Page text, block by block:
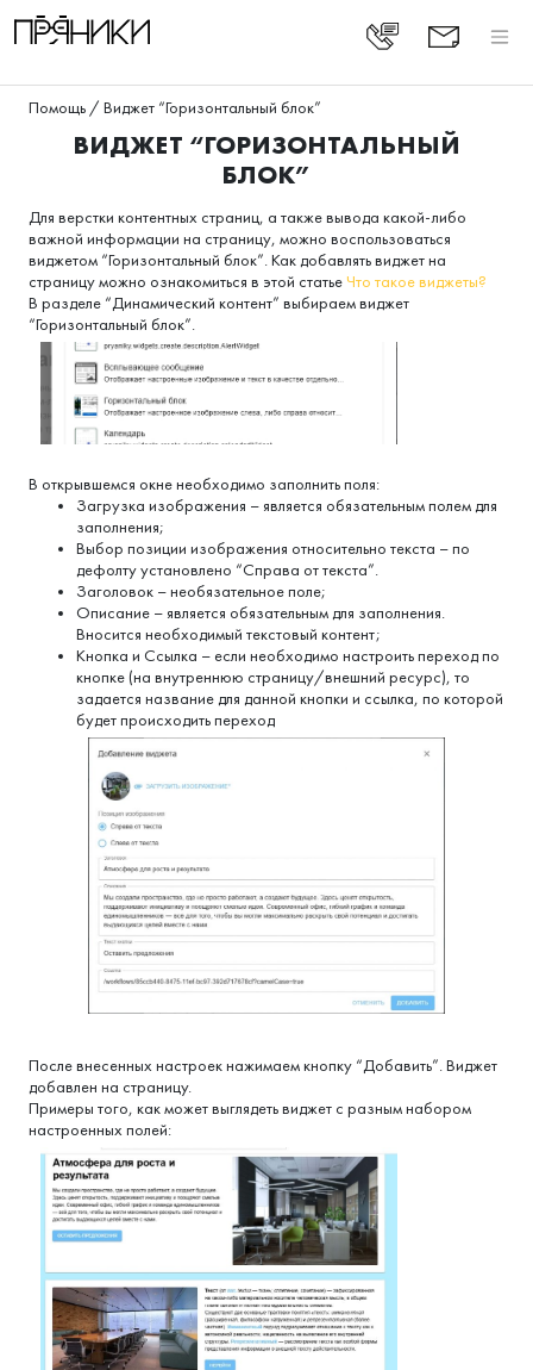
Помощь / Виджет “Горизонтальный блок”
ВИДЖЕТ “ГОРИЗОНТАЛЬНЫЙ
БЛОК”
Для верстки контентных страниц, а также вывода какой-либо
важной информации на страницу, можно воспользоваться
виджетом “Горизонтальный блок”. Как добавлять виджет на
страницу можно ознакомиться в этой статьеЧто такое виджеты?
В разделе “Динамический контент” выбираем виджет
“Горизонтальный блок”.
В открывшемся окне необходимо заполнить поля:
Загрузка изображения – является обязательным полем для
заполнения;
Выбор позиции изображения относительно текста – по
дефолту установлено “Справа от текста”.
Заголовок – необязательное поле;
Описание – является обязательным для заполнения.
Вносится необходимый текстовый контент;
Кнопка и Ссылка – если необходимо настроить переход по
кнопке (на внутреннюю страницу/внешний ресурс), то
задается название для данной кнопки и ссылка, по которой
будет происходить переход
После внесенных настроек нажимаем кнопку “Добавить”. Виджет
добавлен на страницу.
Примеры того, как может выглядеть виджет с разным набором
настроенных полей: